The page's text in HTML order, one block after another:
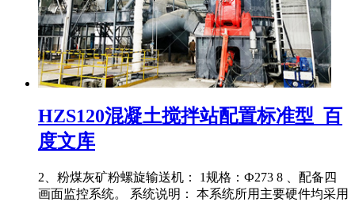
HZS120混凝土搅拌站配置标准型_百
度文库
2、粉煤灰矿粉螺旋输送机： 1规格：Ф273 8 、配备四
画面监控系统。 系统说明： 本系统所用主要硬件均采用